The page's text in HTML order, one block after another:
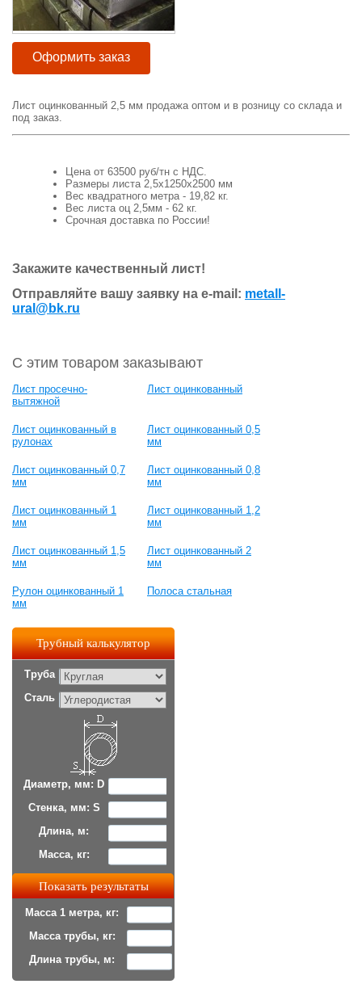
Оформить заказ
Лист оцинкованный 2,5 мм продажа оптом и в розницу со склада и
под заказ.
Цена от 63500 руб/тн с НДС.
Размеры листа 2,5х1250х2500 мм
Вес квадратного метра - 19,82 кг.
Вес листа оц 2,5мм - 62 кг.
Срочная доставка по России!
Закажите качественный лист!
Отправляйте вашу заявку на e-mail: metall-
ural@bk.ru
С этим товаром заказывают
Лист просечно-
вытяжной
Лист оцинкованный
Лист оцинкованный в
рулонах
Лист оцинкованный 0,5
мм
Лист оцинкованный 0,7
мм
Лист оцинкованный 0,8
мм
Лист оцинкованный 1
мм
Лист оцинкованный 1,2
мм
Лист оцинкованный 1,5
мм
Лист оцинкованный 2
мм
Рулон оцинкованный 1
мм
Полоса стальная
Трубный калькулятор
Труба
Сталь
Диаметр, мм: D
Стенка, мм: S
Длина, м:
Масса, кг:
Масса 1 метра, кг:
Масса трубы, кг:
Длина трубы, м: